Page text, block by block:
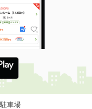
佐南区山本７丁目
町１丁目
車場